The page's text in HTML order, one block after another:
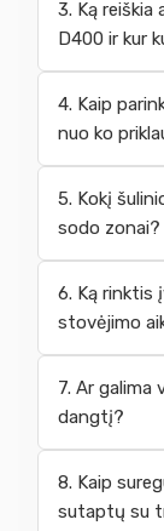
3. Ką reiškia
D400 ir kur
4. Kaip
nuo ko
5. Kokį
sodo zonai?
6. Ką rinktis
stovėjimo
7. Ar galima
dangtį?
8. Kaip
sutaptų su